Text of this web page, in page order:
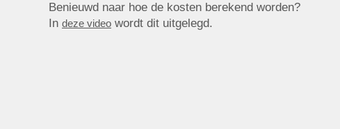
Benieuwd naar hoe de kosten berekend worden?
In deze video wordt dit uitgelegd.